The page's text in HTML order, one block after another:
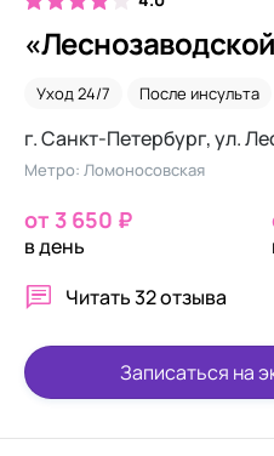
Уход 24/7 После инсульта
г. Санкт-Петербург, ул.
Метро: Ломоносовская
от 3 650 ₽
в день
Читать32 отзыва
Записаться на